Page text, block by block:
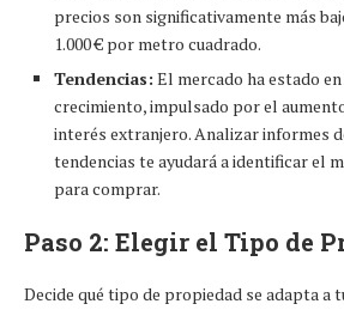
precios son significativamente más
1.000 € por metro cuadrado.
Tendencias: El mercado ha estado
crecimiento, impulsado por el
interés extranjero. Analizar informes
tendencias te ayudará a identificar el
para comprar.
Paso 2: Elegir el Tipo de
Decide qué tipo de propiedad se adapta a